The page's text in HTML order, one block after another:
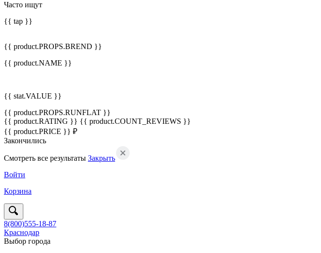
Часто ищут
{{ tap }}
{{ product.PROPS.BREND }}
{{ product.NAME }}
{{ stat.VALUE }}
{{ product.PROPS.RUNFLAT }}
{{ product.RATING }} {{ product.COUNT_REVIEWS }}
{{ product.PRICE }} ₽
Закончились
Смотреть все результаты Закрыть
Войти
Корзина
8(800)555-18-87
Краснодар
Выбор города